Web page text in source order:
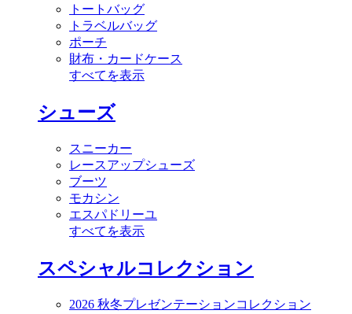
トートバッグ
トラベルバッグ
ポーチ
財布・カードケース
すべてを表示
シューズ
スニーカー
レースアップシューズ
ブーツ
モカシン
エスパドリーユ
すべてを表示
スペシャルコレクション
2026 秋冬プレゼンテーションコレクション